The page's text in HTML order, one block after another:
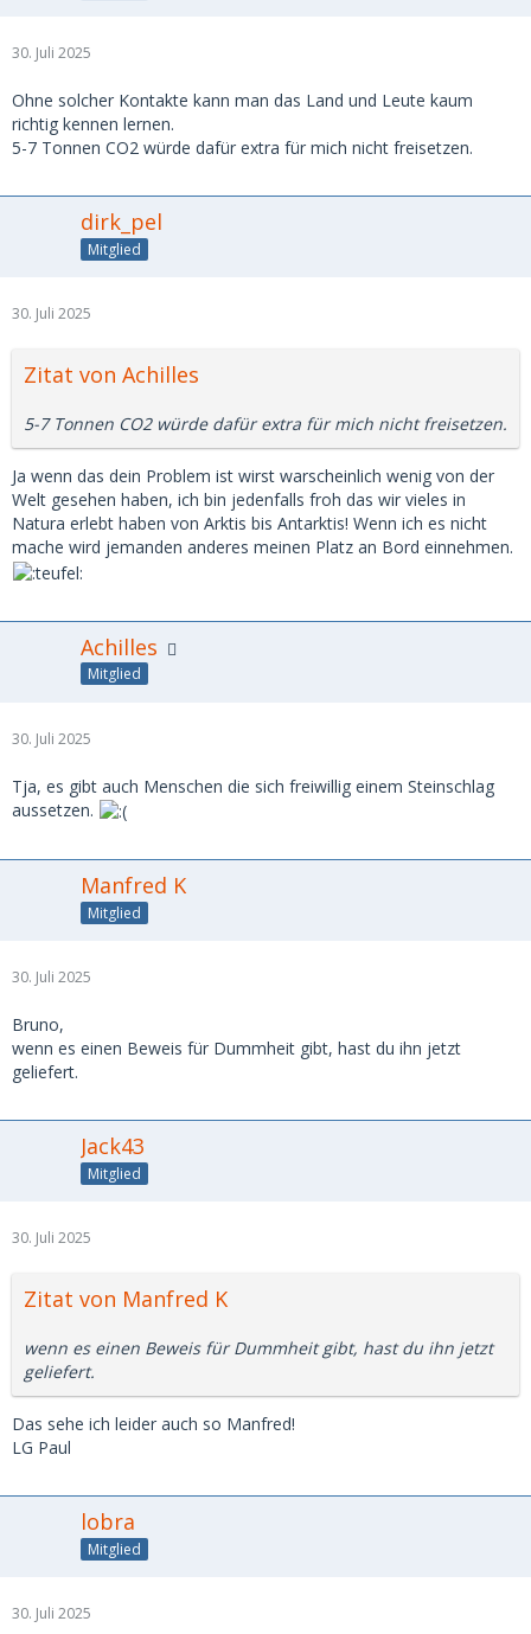
30. Juli 2025
Ohne solcher Kontakte kann man das Land und Leute kaum
richtig kennen lernen.
5-7 Tonnen CO2 würde dafür extra für mich nicht freisetzen.
dirk_pel
Mitglied
30. Juli 2025
Zitat von Achilles
5-7 Tonnen CO2 würde dafür extra für mich nicht freisetzen.
Ja wenn das dein Problem ist wirst warscheinlich wenig von der
Welt gesehen haben, ich bin jedenfalls froh das wir vieles in
Natura erlebt haben von Arktis bis Antarktis! Wenn ich es nicht
mache wird jemanden anderes meinen Platz an Bord einnehmen.
Achilles
Mitglied
30. Juli 2025
Tja, es gibt auch Menschen die sich freiwillig einem Steinschlag
aussetzen.
Manfred K
Mitglied
30. Juli 2025
Bruno,
wenn es einen Beweis für Dummheit gibt, hast du ihn jetzt
geliefert.
Jack43
Mitglied
30. Juli 2025
Zitat von Manfred K
wenn es einen Beweis für Dummheit gibt, hast du ihn jetzt
geliefert.
Das sehe ich leider auch so Manfred!
LG Paul
lobra
Mitglied
30. Juli 2025